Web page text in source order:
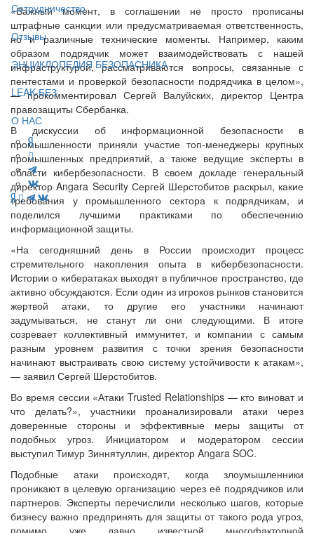
Сотрудничество
Отзывы
ЭНЦИКЛОПЕДИЯ БЕЗОПАСНИКА
LEAK-БЕЗ
О НАС
«Важный момент, в соглашении не просто прописаны
штрафные санкции или предусматриваемая ответственность,
но и различные технические моменты. Например, каким
образом подрядчик может взаимодействовать с нашей
инфраструктурой, рассматриваются вопросы, связанные с
пентестами и проверкой безопасности подрядчика в целом»,
— прокомментировал Сергей Валуйских, директор Центра
правозащиты Сбербанка.
В дискуссии об информационной безопасности в
промышленности приняли участие топ-менеджеры крупных
промышленных предприятий, а также ведущие эксперты в
области кибербезопасности. В своем докладе генеральный
директор Angara Security Сергей Шерстобитов раскрыл, какие
требования у промышленного сектора к подрядчикам, и
поделился лучшими практиками по обеспечению
информационной защиты.
«На сегодняшний день в России происходит процесс
стремительного накопления опыта в кибербезопасности.
Истории о кибератаках выходят в публичное пространство, где
активно обсуждаются. Если один из игроков рынков становится
жертвой атаки, то другие его участники начинают
задумываться, не станут ли они следующими. В итоге
созревает коллективный иммунитет, и компании с самым
разным уровнем развития с точки зрения безопасности
начинают выстраивать свою систему устойчивости к атакам»,
— заявил Сергей Шерстобитов.
Во время сессии «Атаки Trusted Relationships — кто виноват и
что делать?», участники проанализировали атаки через
доверенные стороны и эффективные меры защиты от
подобных угроз. Инициатором и модератором сессии
выступил Тимур Зиннятуллин, директор Angara SOC.
Подобные атаки происходят, когда злоумышленники
проникают в целевую организацию через её подрядчиков или
партнеров. Эксперты перечислили несколько шагов, которые
бизнесу важно предпринять для защиты от такого рода угроз,
помимо уже давно известной многофакторной